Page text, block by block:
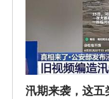
汛期来袭，这五